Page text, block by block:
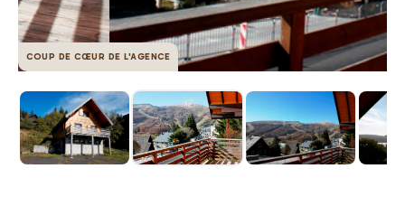
COUP DE CŒUR DE L'AGENCE